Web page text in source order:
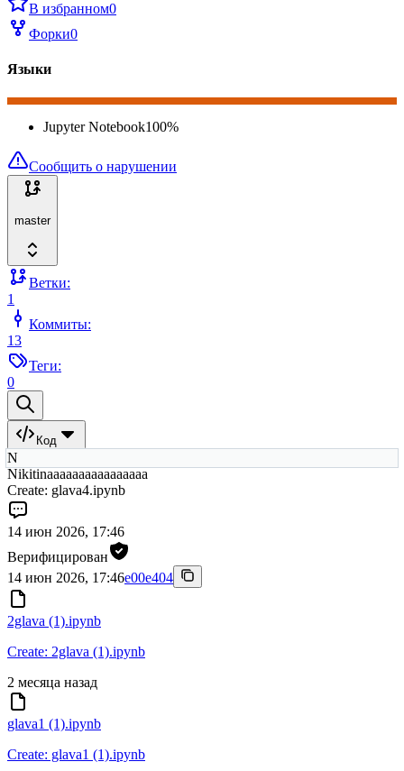
В избранном0
Форки0
Языки
Jupyter Notebook100%
Сообщить о нарушении
master
Ветки:
1
Коммиты:
13
Теги:
0
Код
N
Nikitinaaaaaaaaaaaaaaaa
Create: glava4.ipynb
14 июн 2026, 17:46
Верифицирован
14 июн 2026, 17:46e00e404
2glava (1).ipynb
Create: 2glava (1).ipynb
2 месяца назад
glava1 (1).ipynb
Create: glava1 (1).ipynb